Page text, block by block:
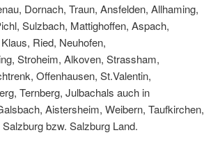
Dornach, Traun, Ansfelden, Allhaming,
Sulzbach, Mattighoffen, Aspach,
Ried, Neuhofen,
Stroheim, Alkoven, Strassham,
Offenhausen, St.Valentin,
Ternberg, Julbachals auch in
Aistersheim, Weibern, Taufkirchen,
bzw. Salzburg Land.